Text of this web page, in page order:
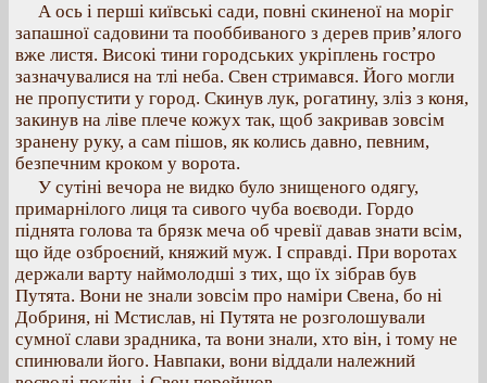
А ось і перші київські сади, повні скиненої на моріг
запашної садовини та пооббиваного з дерев прив’ялого
вже листя. Високі тини городських укріплень гостро
зазначувалися на тлі неба. Свен стримався. Його могли
не пропустити у город. Скинув лук, рогатину, зліз з коня,
закинув на ліве плече кожух так, щоб закривав зовсім
зранену руку, а сам пішов, як колись давно, певним,
безпечним кроком у ворота.
У сутіні вечора не видко було знищеного одягу,
примарнілого лиця та сивого чуба воєводи. Гордо
піднята голова та брязк меча об чревії давав знати всім,
що йде озброєний, княжий муж. І справді. При воротах
держали варту наймолодші з тих, що їх зібрав був
Путята. Вони не знали зовсім про наміри Свена, бо ні
Добриня, ні Мстислав, ні Путята не розголошували
сумної слави зрадника, та вони знали, хто він, і тому не
спинювали його. Навпаки, вони віддали належний